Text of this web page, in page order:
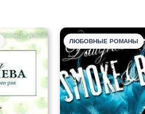
ЛЮБОВНЫЕ РОМАНЫ